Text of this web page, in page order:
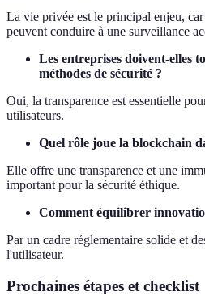
La vie privée est le principal enjeu,
peuvent conduire à une surveillance
Les entreprises doivent-elles
méthodes de sécurité ?
Oui, la transparence est essentielle
utilisateurs.
Quel rôle joue la blockchain
Elle offre une transparence et une
important pour la sécurité éthique.
Comment équilibrer
Par un cadre réglementaire solide et
l'utilisateur.
Prochaines étapes et checklist